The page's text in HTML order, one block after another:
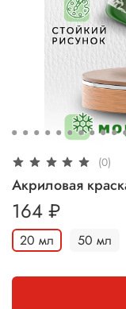
(0)
Акриловая
164 ₽
20 мл 50 мл